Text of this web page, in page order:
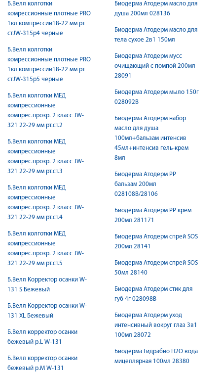
Б.Велл колготки
комрессионные плотные PRO
1кл компрессии18-22 мм рт
стJW-315р4 черные
Б.Велл колготки
комрессионные плотные PRO
1кл компрессии18-22 мм рт
стJW-315р5 черные
Б.Велл колготки МЕД
компрессионные
компрес.прозр. 2 класс JW-
321 22-29 мм рт.ст.2
Б.Велл колготки МЕД
компрессионные
компрес.прозр. 2 класс JW-
321 22-29 мм рт.ст.3
Б.Велл колготки МЕД
компрессионные
компрес.прозр. 2 класс JW-
321 22-29 мм рт.ст.4
Б.Велл колготки МЕД
компрессионные
компрес.прозр. 2 класс JW-
321 22-29 мм рт.ст.5
Б.Велл Корректор осанки W-
131 S Бежевый
Б.Велл Корректор осанки W-
131 XL Бежевый
Б.Велл корректор осанки
бежевый р.L W-131
Б.Велл корректор осанки
бежевый р.M W-131
Биодерма Атодерм масло для
душа 200мл 028136
Биодерма Атодерм масло для
тела сухое 2в1 150мл
Биодерма Атодерм мусс
очищающий с помпой 200мл
28091
Биодерма Атодерм мыло 150г
028092B
Биодерма Атодерм набор
масло для душа
100мл+бальзам интенсив
45мл+интенсив гель-крем
8мл
Биодерма Атодерм РР
бальзам 200мл
028108В/28106
Биодерма Атодерм РР крем
200мл 281171
Биодерма Атодерм спрей SOS
200мл 28141
Биодерма Атодерм спрей SOS
50мл 28140
Биодерма Атодерм стик для
губ 4г 028098B
Биодерма Атодерм уход
интенсивный вокруг глаз 3в1
100мл 28072
Биодерма Гидрабио H2O вода
мицеллярная 100мл 28380